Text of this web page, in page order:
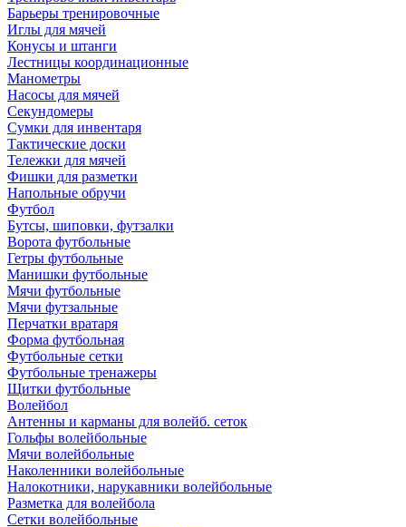
Барьеры тренировочные
Иглы для мячей
Конусы и штанги
Лестницы координационные
Манометры
Насосы для мячей
Секундомеры
Сумки для инвентаря
Тактические доски
Тележки для мячей
Фишки для разметки
Напольные обручи
Футбол
Бутсы, шиповки, футзалки
Ворота футбольные
Гетры футбольные
Манишки футбольные
Мячи футбольные
Мячи футзальные
Перчатки вратаря
Форма футбольная
Футбольные сетки
Футбольные тренажеры
Щитки футбольные
Волейбол
Антенны и карманы для волейб. сеток
Гольфы волейбольные
Мячи волейбольные
Наколенники волейбольные
Налокотники, нарукавники волейбольные
Разметка для волейбола
Сетки волейбольные